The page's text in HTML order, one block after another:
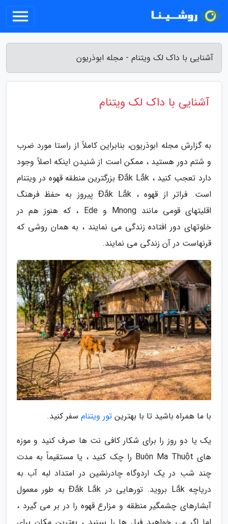
آشنایی با داک لک ویتنام - مجله ابوذریون
آشنایی با داک لک ویتنام
به گزارش مجله ابوذریون، بنابراین کاملاً از راستا مورد ضرب
و شتم دور هستید ، ممکن است از شنیدن اینکه اصلاً وجود
دارد تعجب کنید ، Đắk Lắk بزرگترین منطقه قهوه در ویتنام
است. فراتر از قهوه ، Đắk Lắk پیروز به حفظ فرهنگ
اقلیتهای قومی مانند Mnong و Ede ، که هنوز هم در
خلوتهای دور افتاده زندگی می نمایند ، به همان روشی که
قرنهاست در آن زندگی می نمایند.
با ما همراه باشید تا با بهترین تور ویتنام سفر کنید.
یک یا دو روز را برای شکار کافی نت ها صرف کنید و موزه
های Buôn Ma Thuột را چک کنید ، یا مستقیماً به مدت
چند شب در یک اردوگاه چادرنشین در امتداد لبه آب به
دریاچه Lắk بروید. تورهایی در Đắk Lắk به طور معمول
آبشارهای چشمگیر منطقه و مزارع قهوه را در بر می گیرد ،